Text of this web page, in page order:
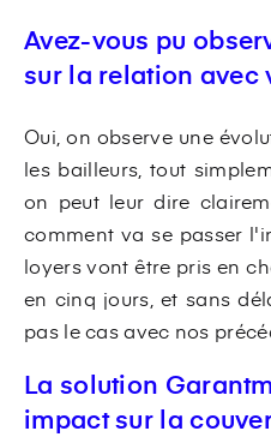
Avez-vous pu
sur la relation avec
Oui, on observe une
les bailleurs, tout
on peut leur dire
comment va se passer
loyers vont être pris en
en cinq jours, et sans
pas le cas avec nos
La solution
impact sur la